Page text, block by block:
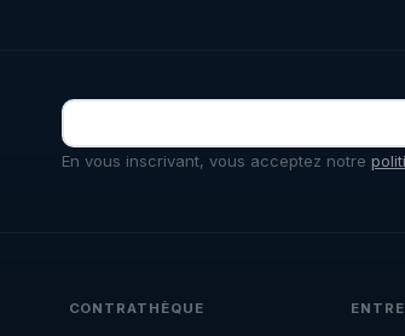
En vous inscrivant, vous acceptez notre
CONTRATHÈQUE